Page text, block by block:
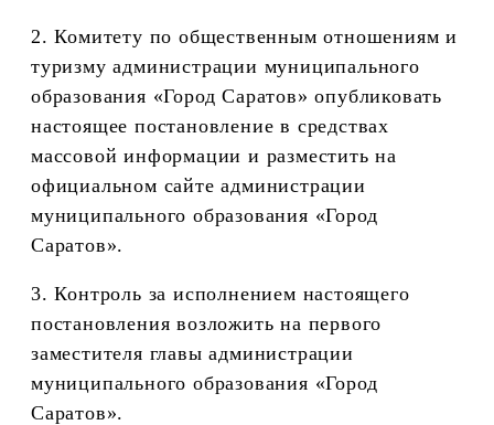
2. Комитету по общественным отношениям и
туризму администрации муниципального
образования «Город Саратов» опубликовать
настоящее постановление в средствах
массовой информации и разместить на
официальном сайте администрации
муниципального образования «Город
Саратов».
3. Контроль за исполнением настоящего
постановления возложить на первого
заместителя главы администрации
муниципального образования «Город
Саратов».